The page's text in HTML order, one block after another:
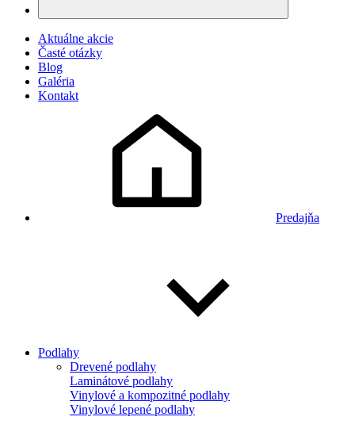
Aktuálne akcie
Časté otázky
Blog
Galéria
Kontakt
Predajňa
Podlahy
Drevené podlahy
Laminátové podlahy
Vinylové a kompozitné podlahy
Vinylové lepené podlahy